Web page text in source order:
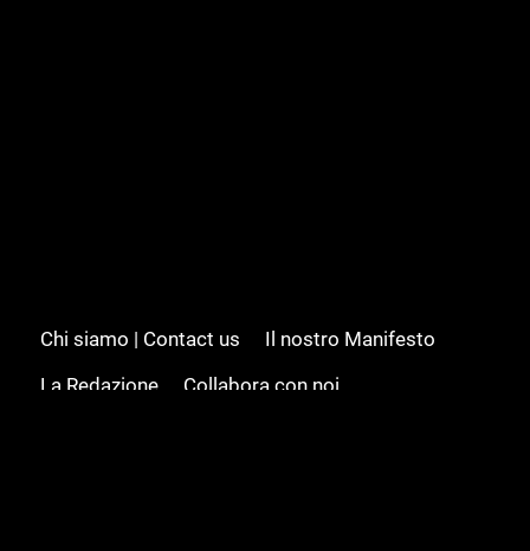
Chi siamo | Contact us
Il nostro Manifesto
La Redazione
Collabora con noi